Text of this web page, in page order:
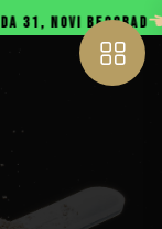
BEOGRAD